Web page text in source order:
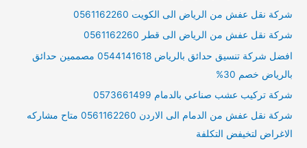
شركة نقل عفش من الرياض الى الكويت 0561162260
شركة نقل عفش من الرياض الى قطر 0561162260
افضل شركة تنسيق حدائق بالرياض 0544141618 مصممين حدائق
بالرياض خصم 30%
شركة تركيب عشب صناعي بالدمام 0573661499
شركة نقل عفش من الدمام الى الاردن 0561162260 متاح مشاركه
الاغراض لتخيفض التكلفة